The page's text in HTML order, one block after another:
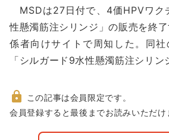
動
MSDは27日付で、4価HPVワク
性懸濁筋注シリンジ」の販売を終
係者向けサイトで周知した。同
「シルガード9水性懸濁筋注シリ
非
この記事は会員限定です。
会員登録すると最後までお読みいただけ